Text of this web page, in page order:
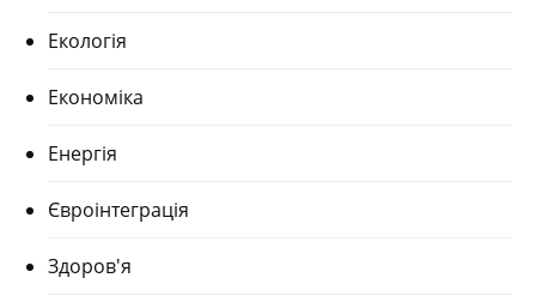
Екологія
Економіка
Енергія
Євроінтеграція
Здоров'я